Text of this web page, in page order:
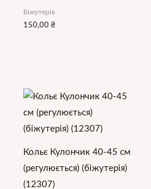
Біжутерія
150,00 ₴
Кольє Кулончик 40-45 см
(регулюється) (біжутерія)
(12307)